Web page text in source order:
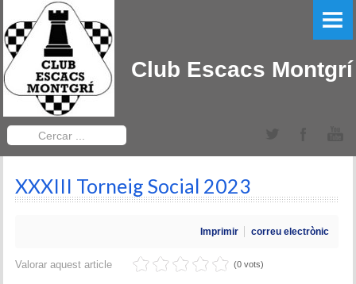
Club Escacs Montgrí
PORTADA
EL CLUB
LLIGA CATALANA
Equips Sub-12
TORNEIGS DEL CLUB
Bases 2022
...
XXXIII Torneig Social 2023
Imprimir correu electrònic
Valorar aquest article (0 vots)